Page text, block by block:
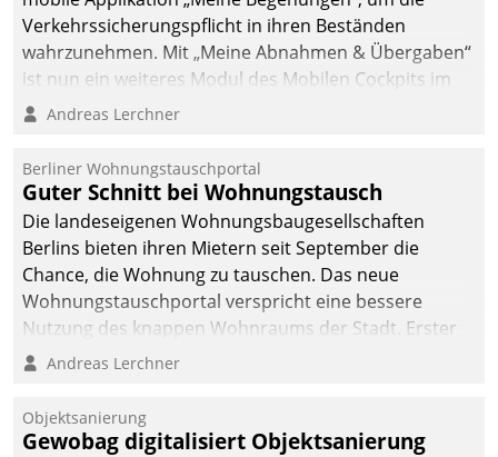
Verkehrssicherungspflicht in ihren Beständen
wahrzunehmen. Mit „Meine Abnahmen & Übergaben“
ist nun ein weiteres Modul des Mobilen Cockpits im
Einsatz.
Andreas Lerchner
Berliner Wohnungstauschportal
Guter Schnitt bei Wohnungstausch
Die landeseigenen Wohnungsbaugesellschaften
Berlins bieten ihren Mietern seit September die
Chance, die Wohnung zu tauschen. Das neue
Wohnungstauschportal verspricht eine bessere
Nutzung des knappen Wohnraums der Stadt. Erster
Anwendungsfall für Datatrains Lösung API-Hub mit
Unternehmen.
Andreas Lerchner
Objektsanierung
Gewobag digitalisiert Objektsanierung